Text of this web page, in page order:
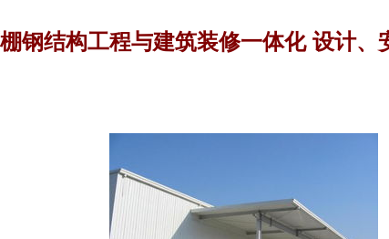
钢结构工程与建筑装修一体化 设计、